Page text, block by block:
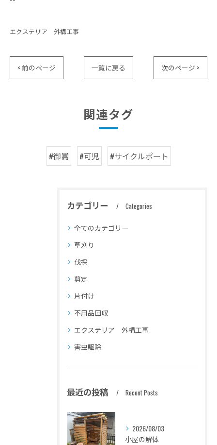
エクステリア 外構工事
< 前のページ 一覧に戻る 次のページ >
関連タグ
#御嵩 #可児 #サイクルポート
カテゴリー Categories
全てのカテゴリー
草刈り
伐採
剪定
片付け
不用品回収
エクステリア 外構工事
害虫駆除
最近の投稿 Recent Posts
2026/08/03
小屋の解体